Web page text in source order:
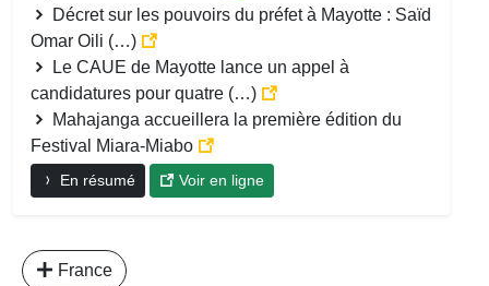
Décret sur les pouvoirs du préfet à Mayotte : Saïd
Omar Oili (…)
Le CAUE de Mayotte lance un appel à
candidatures pour quatre (…)
Mahajanga accueillera la première édition du
Festival Miara-Miabo
En résumé Voir en ligne
France